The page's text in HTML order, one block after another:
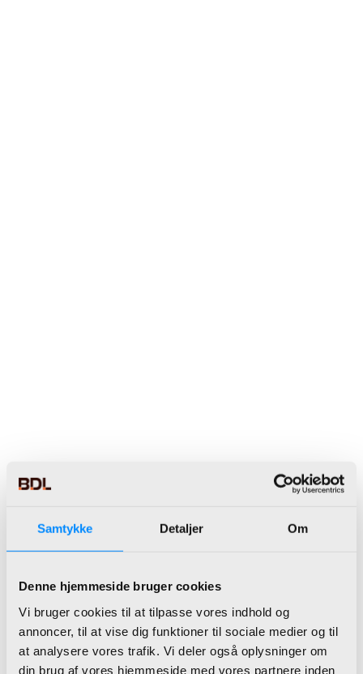
Samtykke Detaljer Om
Denne hjemmeside bruger cookies
Vi bruger cookies til at tilpasse vores indhold og
annoncer, til at vise dig funktioner til sociale medier og til
at analysere vores trafik. Vi deler også oplysninger om
din brug af vores hjemmeside med vores partnere inden
ERP Løsninger der giver mening